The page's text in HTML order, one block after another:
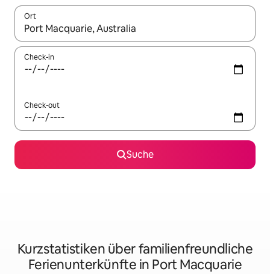
Ort
Wenn Ergebnisse verfügbar sind, navigiere mit den
Check-in
Check-out
Suche
Kurzstatistiken über familienfreundliche
Ferienunterkünfte in Port Macquarie